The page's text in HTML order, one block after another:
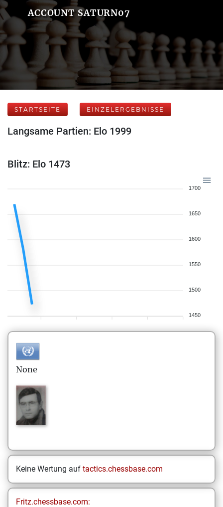
ACCOUNT SATURN07
STARTSEITE EINZELERGEBNISSE
Langsame Partien: Elo 1999
Blitz: Elo 1473
1700
1650
1600
1550
1500
1450
None
Keine Wertung auf tactics.chessbase.com
Fritz.chessbase.com: